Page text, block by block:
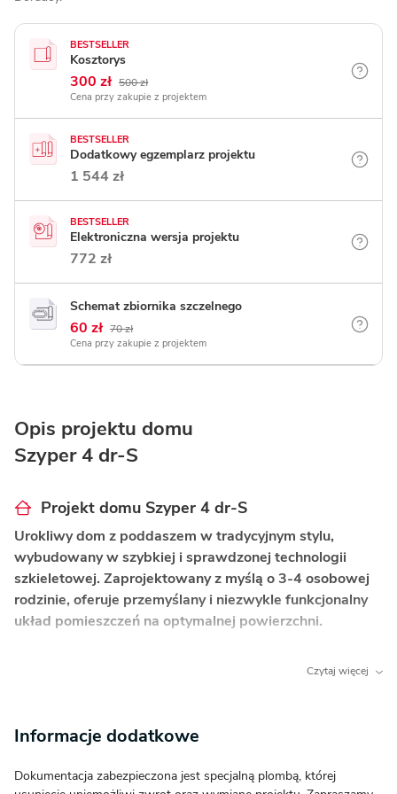
BESTSELLER
Kosztorys
500 zł
300 zł
Cena przy zakupie z projektem
BESTSELLER
Dodatkowy egzemplarz projektu
1 544 zł
BESTSELLER
Elektroniczna wersja projektu
772 zł
Schemat zbiornika szczelnego
70 zł
60 zł
Cena przy zakupie z projektem
Opis projektu domu
Szyper 4 dr-S
Projekt domu Szyper 4 dr-S
Urokliwy dom z poddaszem w tradycyjnym stylu,
wybudowany w szybkiej i sprawdzonej technologii
szkieletowej. Zaprojektowany z myślą o 3-4 osobowej
rodzinie, oferuje przemyślany i niezwykle funkcjonalny
układ pomieszczeń na optymalnej powierzchni.
inwestycji oraz zapewnia bardzo dobrą
Otwarta strefa dzienna:Połączenie pokoju
Czytaj więcej
Informacje dodatkowe
Dokumentacja zabezpieczona jest specjalną plombą, której